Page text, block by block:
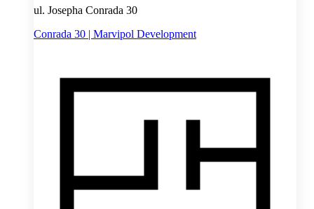
ul. Josepha Conrada 30
Conrada 30 | Marvipol Development